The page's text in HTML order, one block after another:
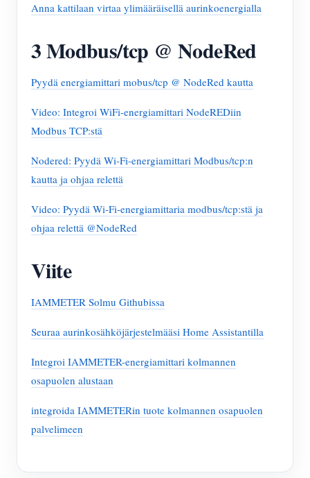
Anna kattilaan virtaa ylimääräisellä aurinkoenergialla
3 Modbus/tcp @ NodeRed
Pyydä energiamittari mobus/tcp @ NodeRed kautta
Video: Integroi WiFi-energiamittari NodeREDiin
Modbus TCP:stä
Nodered: Pyydä Wi-Fi-energiamittari Modbus/tcp:n
kautta ja ohjaa relettä
Video: Pyydä Wi-Fi-energiamittaria modbus/tcp:stä ja
ohjaa relettä @NodeRed
Viite
IAMMETER Solmu Githubissa
Seuraa aurinkosähköjärjestelmääsi Home Assistantilla
Integroi IAMMETER-energiamittari kolmannen
osapuolen alustaan
integroida IAMMETERin tuote kolmannen osapuolen
palvelimeen